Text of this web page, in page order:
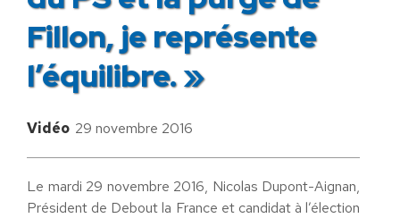
Fillon, je représente
l’équilibre. »
Vidéo 29 novembre 2016
Le mardi 29 novembre 2016, Nicolas Dupont-Aignan,
Président de Debout la France et candidat à l’élection